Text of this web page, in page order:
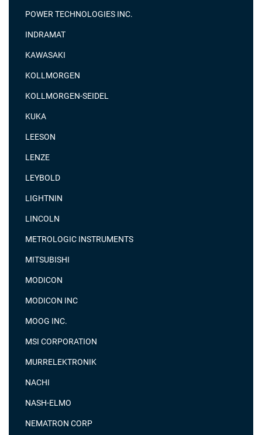
POWER TECHNOLOGIES INC.
INDRAMAT
KAWASAKI
KOLLMORGEN
KOLLMORGEN-SEIDEL
KUKA
LEESON
LENZE
LEYBOLD
LIGHTNIN
LINCOLN
METROLOGIC INSTRUMENTS
MITSUBISHI
MODICON
MODICON INC
MOOG INC.
MSI CORPORATION
MURRELEKTRONIK
NACHI
NASH-ELMO
NEMATRON CORP